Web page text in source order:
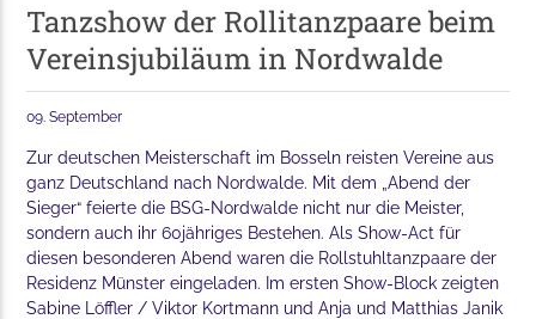
Tanzshow der Rollitanzpaare beim
Vereinsjubiläum in Nordwalde
09. September
Zur deutschen Meisterschaft im Bosseln reisten Vereine aus
ganz Deutschland nach Nordwalde. Mit dem „Abend der
Sieger“ feierte die BSG-Nordwalde nicht nur die Meister,
sondern auch ihr 60jähriges Bestehen. Als Show-Act für
diesen besonderen Abend waren die Rollstuhltanzpaare der
Residenz Münster eingeladen. Im ersten Show-Block zeigten
Sabine Löffler / Viktor Kortmann und Anja und Matthias Janik